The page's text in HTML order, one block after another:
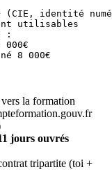
(CIE, identité
utilisables
:
8 000€
la formation
jours ouvrés
tripartite (toi +